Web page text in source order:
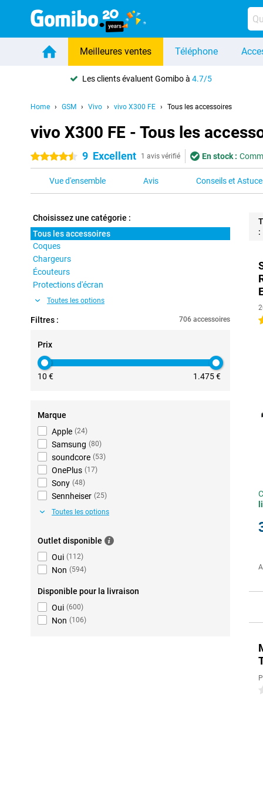
Meilleures ventes Téléphone
Les clients évaluent Gomibo à4.7/5
Home GSM Vivo vivo X300 FE Tous les accessoires
vivo X300 FE - Tous les
4.5 étoiles 9 Excellent 1 avis vérifié En stock :
Vue d'ensemble Avis Conseils et
Choisissez une catégorie :
Tous les accessoires
Coques
Chargeurs
Écouteurs
Protections d'écran
Toutes les options
Filtres : 706 accessoires
Prix
10 € 1.475 €
Marque
Apple (24)
Samsung (80)
soundcore (53)
OnePlus (17)
Sony (48)
Sennheiser (25)
Toutes les options
Outlet disponible
Oui (112)
Non (594)
Disponible pour la livraison
Oui (600)
Non (106)
: